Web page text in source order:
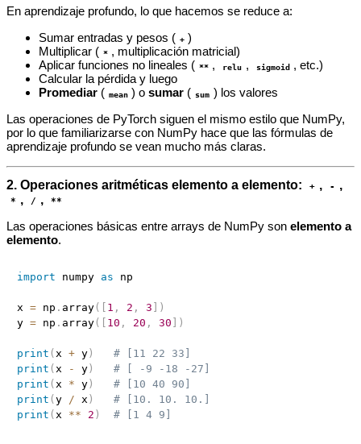
En aprendizaje profundo, lo que hacemos se reduce a:
Sumar entradas y pesos ( + )
Multiplicar ( * , multiplicación matricial)
Aplicar funciones no lineales ( ** , relu , sigmoid , etc.)
Calcular la pérdida y luego
Promediar ( mean ) osumar ( sum ) los valores
Las operaciones de PyTorch siguen el mismo estilo que NumPy,
por lo que familiarizarse con NumPy hace que las fórmulas de
aprendizaje profundo se vean mucho más claras.
2. Operaciones aritméticas elemento a elemento: + , - ,
* , / , **
Las operaciones básicas entre arrays de NumPy son elemento a
elemento.
import numpy as np
x = np . array( 1 , 2 , 3
)
y = np . array( 10 , 20 , 30 )
print ( x + y)
# [11 22 33]
print ( x - y)
# [ -9 -18 -27]
print ( x * y)
# [10 40 90]
print ( y / x )
# [10. 10. 10.]
print ( x ** 2 ) # [1 4 9]